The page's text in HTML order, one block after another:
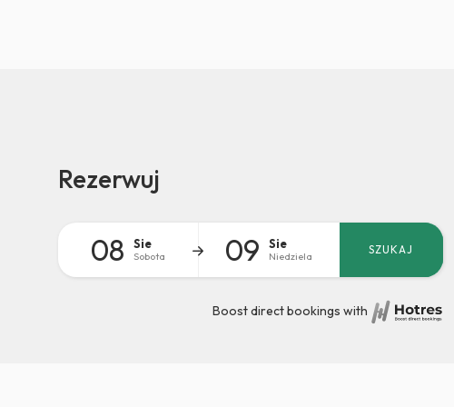
Rezerwuj
08 Sie
Sobota 09 Sie
Niedziela SZUKAJ
Boost direct bookings with